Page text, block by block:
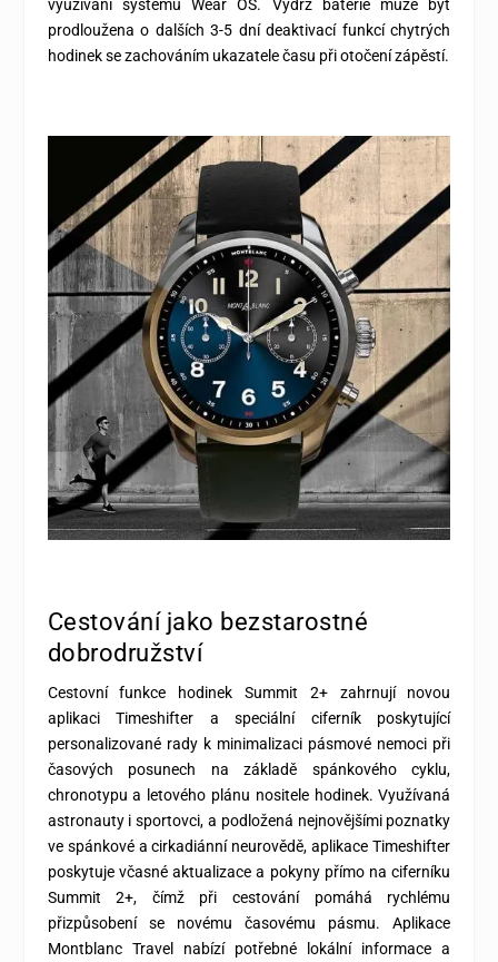
využívání systému Wear OS. Výdrž baterie může být
prodloužena o dalších 3-5 dní deaktivací funkcí chytrých
hodinek se zachováním ukazatele času při otočení zápěstí.
Cestování jako bezstarostné
dobrodružství
Cestovní funkce hodinek Summit 2+ zahrnují novou
aplikaci Timeshifter a speciální ciferník poskytující
personalizované rady k minimalizaci pásmové nemoci při
časových posunech na základě spánkového cyklu,
chronotypu a letového plánu nositele hodinek. Využívaná
astronauty i sportovci, a podložená nejnovějšími poznatky
ve spánkové a cirkadiánní neurovědě, aplikace Timeshifter
poskytuje včasné aktualizace a pokyny přímo na ciferníku
Summit 2+, čímž při cestování pomáhá rychlému
přizpůsobení se novému časovému pásmu. Aplikace
Montblanc Travel nabízí potřebné lokální informace a